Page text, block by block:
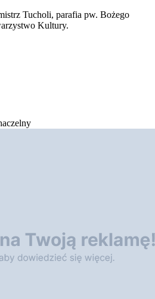
Tucholi, parafia pw. Bożego
Kultury.